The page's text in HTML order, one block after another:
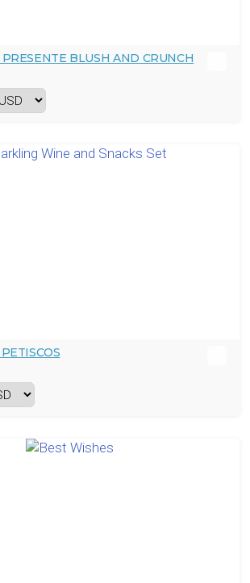
BLUSH AND CRUNCH